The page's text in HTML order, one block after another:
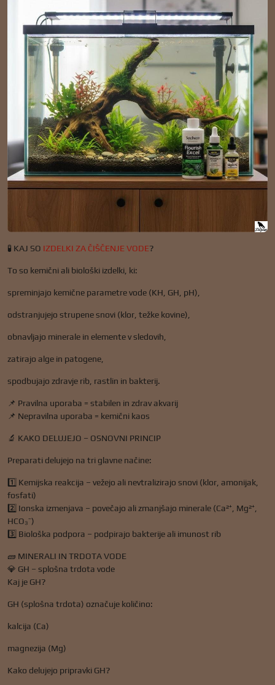
🧪 KAJ SO IZDELKI ZA ČIŠČENJE VODE?
To so kemični ali biološki izdelki, ki:
spreminjajo kemične parametre vode (KH, GH, pH),
odstranjujejo strupene snovi (klor, težke kovine),
obnavljajo minerale in elemente v sledovih,
zatirajo alge in patogene,
spodbujajo zdravje rib, rastlin in bakterij.
📌 Pravilna uporaba = stabilen in zdrav akvarij
📌 Nepravilna uporaba = kemični kaos
🔬 KAKO DELUJEJO – OSNOVNI PRINCIP
Preparati delujejo na tri glavne načine:
1️⃣ Kemijska reakcija – vežejo ali nevtralizirajo snovi (klor, amonijak,
fosfati)
2️⃣ Ionska izmenjava – povečajo ali zmanjšajo minerale (Ca²⁺, Mg²⁺,
HCO₃⁻)
3️⃣ Biološka podpora – podpirajo bakterije ali imunost rib
🧱 MINERALI IN TRDOTA VODE
💎 GH – splošna trdota vode
Kaj je GH?
GH (splošna trdota) označuje količino:
kalcija (Ca)
magnezija (Mg)
Kako delujejo pripravki GH?